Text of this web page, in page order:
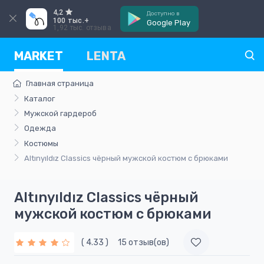
4,2
100 тыс.+
1,92 тыс. отзыва
Доступно в
Google Play
MARKET LENTA
Главная страница
Каталог
Мужской гардероб
Одежда
Костюмы
Altınyıldız Classics чёрный мужской костюм с брюками
Altınyıldız Classics чёрный
мужской костюм с брюками
( 4.33 ) 15 отзыв(ов)